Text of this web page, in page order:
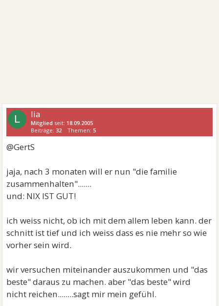
L lia
Mitglied seit: 18.09.2005
Beiträge:32 Themen:5
@GertS
jaja, nach 3 monaten will er nun "die familie
zusammenhalten".......
und: NIX IST GUT!
ich weiss nicht, ob ich mit dem allem leben kann. der
schnitt ist tief und ich weiss dass es nie mehr so wie
vorher sein wird.
wir versuchen miteinander auszukommen und "das
beste" daraus zu machen. aber "das beste" wird
nicht reichen........sagt mir mein gefühl.